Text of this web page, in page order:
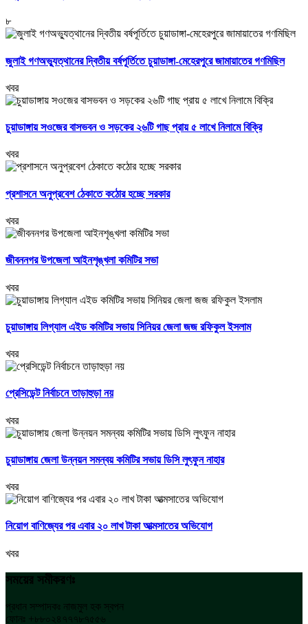
৮
জুলাই গণঅভ্যুত্থানের দ্বিতীয় বর্ষপূর্তিতে চুয়াডাঙ্গা-মেহেরপুরে জামায়াতের গণমিছিল
খবর
চুয়াডাঙ্গায় সওজের বাসভবন ও সড়কের ২৬টি গাছ প্রায় ৫ লাখে নিলামে বিক্রি
খবর
প্রশাসনে অনুপ্রবেশ ঠেকাতে কঠোর হচ্ছে সরকার
খবর
জীবননগর উপজেলা আইনশৃঙ্খলা কমিটির সভা
খবর
চুয়াডাঙ্গায় লিগ্যাল এইড কমিটির সভায় সিনিয়র জেলা জজ রফিকুল ইসলাম
খবর
প্রেসিডেন্ট নির্বাচনে তাড়াহুড়া নয়
খবর
চুয়াডাঙ্গায় জেলা উন্নয়ন সমন্বয় কমিটির সভায় ডিসি লুৎফুন নাহার
খবর
নিয়োগ বাণিজ্যের পর এবার ২০ লাখ টাকা আত্মসাতের অভিযোগ
খবর
সময়ের সমীকরণঃ
প্রধান সম্পাদকঃ নাজমুল হক স্বপন
ফোনঃ +৮৮০২৪৭৭৭৮৭৫৫৬